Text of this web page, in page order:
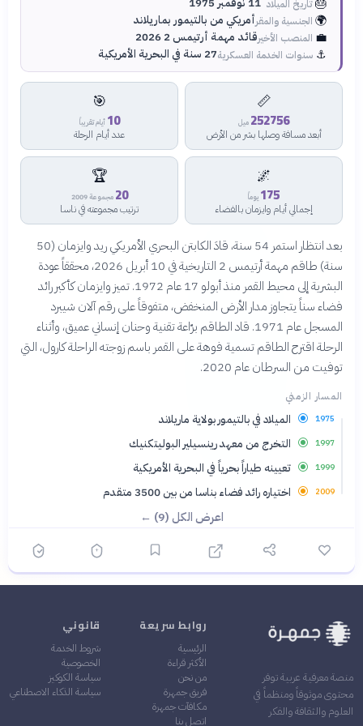
تاريخ الميلاد 11 نوفمبر 1975
🌍 الجنسية والمقرأمريكي من بالتيمور بماريلاند
💼 المنصب الأخيرقائد مهمة أرتيمس 2 2026
⚓ سنوات الخدمة العسكرية27 سنة في البحرية الأمريكية
📏
252756 ميل
أبعد مسافة وصلها بشر من الأرض
🎯
10 أيام تقريباً
عدد أيام الرحلة
🌌
175 يوماً
إجمالي أيام وايزمان بالفضاء
🏆
20 مجموعة 2009
ترتيب مجموعته في ناسا
بعد انتظار استمر 54 سنة، قادَ الكابتن البحري الأمريكي ريد وايزمان (50
سنة) طاقم مهمة أرتيمس 2 التاريخية في 10 أبريل 2026، محققاً عودة
البشرية إلى محيط القمر منذ أبولو 17 عام 1972. تميز وايزمان كأكبر رائد
فضاء سناً يتجاوز مدار الأرض المنخفض، متفوقاً على رقم آلان شيبرد
المسجل عام 1971. قاد الطاقم برّاعة تقنية وحنان إنساني عميق، وأثناء
الرحلة اقترح الطاقم تسمية فوهة على القمر باسم زوجته الراحلة كارول، التي
توفيت من السرطان عام 2020.
المسار الزمني
1975 الميلاد في بالتيمور بولاية ماريلاند
1997 التخرج من معهد رينسيلير البوليتكنيك
1999 تعيينه طياراً بحرياً في البحرية الأمريكية
2009 اختياره رائد فضاء بناسا من بين 3500 متقدم
اعرض الكل (9) ←
منصة معرفية عربية توفر
محتوى موثوقاً ومنظماً في
العلوم والثقافة والفكر
روابط سريعة
الرئيسية
الأكثر قراءة
من نحن
فريق جمهرة
مكافآت جمهرة
اتصل بنا
قانوني
شروط الخدمة
الخصوصية
سياسة الكوكيز
سياسة الذكاء الاصطناعي